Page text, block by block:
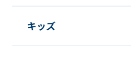
キッズ